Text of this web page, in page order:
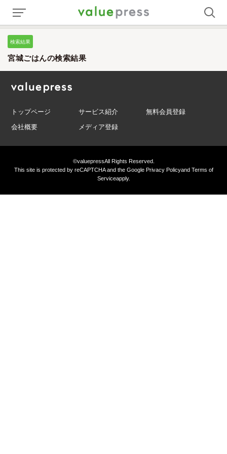
検索結果
宮城ごはんの検索結果
トップページ サービス紹介
無料会員登録
会社概要
メディア登録
©valuepressAll Rights Reserved.
This site is protected by reCAPTCHA and the GooglePrivacy Policyand Terms of
Serviceapply.